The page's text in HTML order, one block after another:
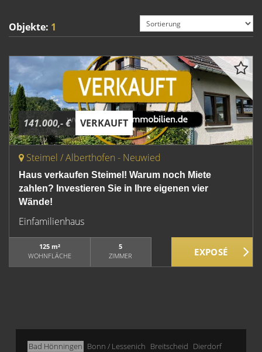
Objekte: 1
141.000,- € VERKAUFT
Steimel / Alberthofen - Neuwied
Haus verkaufen Steimel! Warum noch Miete
zahlen? Investieren Sie in Ihre eigenen vier
Wände!
Einfamilienhaus
125 m²
WOHNFLÄCHE
5
ZIMMER
Bad Hönningen Bonn / Lessenich Breitscheid Dierdorf